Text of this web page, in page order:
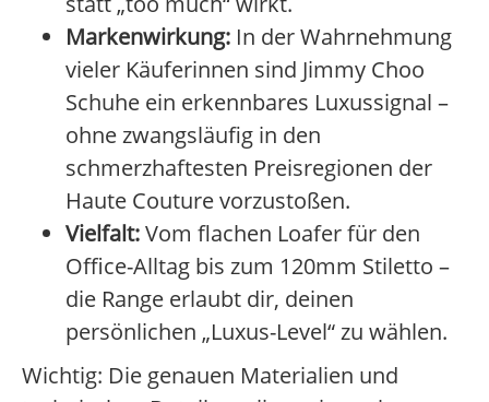
Markenwirkung: In der Wahrnehmung
vieler Käuferinnen sind Jimmy Choo
Schuhe ein erkennbares Luxussignal –
ohne zwangsläufig in den
schmerzhaftesten Preisregionen der
Haute Couture vorzustoßen.
Vielfalt:Vom flachen Loafer für den
Office-Alltag bis zum 120mm Stiletto –
die Range erlaubt dir, deinen
persönlichen „Luxus-Level“ zu wählen.
Wichtig: Die genauen Materialien und